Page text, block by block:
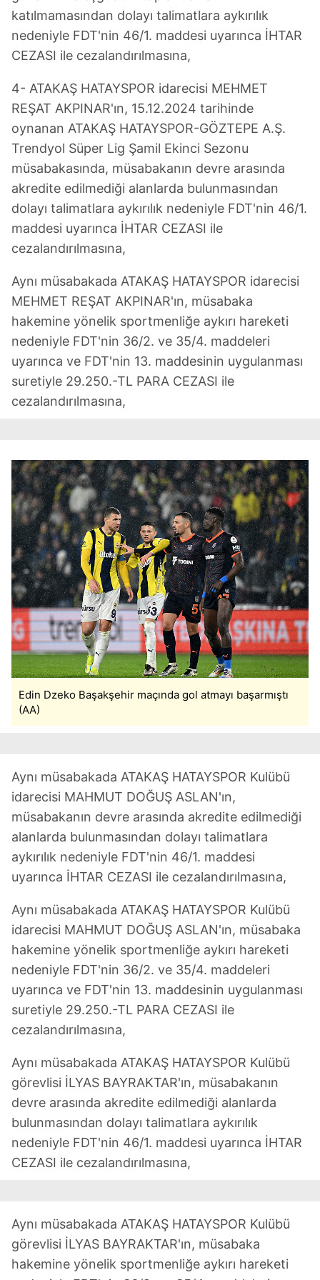
katılmamasından dolayı talimatlara aykırılık
nedeniyle FDT'nin 46/1. maddesi uyarınca İHTAR
CEZASI ile cezalandırılmasına,
4- ATAKAŞ HATAYSPOR idarecisi MEHMET
REŞAT AKPINAR'ın, 15.12.2024 tarihinde
oynanan ATAKAŞ HATAYSPOR-GÖZTEPE A.Ş.
Trendyol Süper Lig Şamil Ekinci Sezonu
müsabakasında, müsabakanın devre arasında
akredite edilmediği alanlarda bulunmasından
dolayı talimatlara aykırılık nedeniyle FDT'nin 46/1.
maddesi uyarınca İHTAR CEZASI ile
cezalandırılmasına,
Aynı müsabakada ATAKAŞ HATAYSPOR idarecisi
MEHMET REŞAT AKPINAR'ın, müsabaka
hakemine yönelik sportmenliğe aykırı hareketi
nedeniyle FDT'nin 36/2. ve 35/4. maddeleri
uyarınca ve FDT'nin 13. maddesinin uygulanması
suretiyle 29.250.-TL PARA CEZASI ile
cezalandırılmasına,
Edin Dzeko Başakşehir maçında gol atmayı başarmıştı
(AA)
Aynı müsabakada ATAKAŞ HATAYSPOR Kulübü
idarecisi MAHMUT DOĞUŞ ASLAN'ın,
müsabakanın devre arasında akredite edilmediği
alanlarda bulunmasından dolayı talimatlara
aykırılık nedeniyle FDT'nin 46/1. maddesi
uyarınca İHTAR CEZASI ile cezalandırılmasına,
Aynı müsabakada ATAKAŞ HATAYSPOR Kulübü
idarecisi MAHMUT DOĞUŞ ASLAN'ın, müsabaka
hakemine yönelik sportmenliğe aykırı hareketi
nedeniyle FDT'nin 36/2. ve 35/4. maddeleri
uyarınca ve FDT'nin 13. maddesinin uygulanması
suretiyle 29.250.-TL PARA CEZASI ile
cezalandırılmasına,
Aynı müsabakada ATAKAŞ HATAYSPOR Kulübü
görevlisi İLYAS BAYRAKTAR'ın, müsabakanın
devre arasında akredite edilmediği alanlarda
bulunmasından dolayı talimatlara aykırılık
nedeniyle FDT'nin 46/1. maddesi uyarınca İHTAR
CEZASI ile cezalandırılmasına,
Aynı müsabakada ATAKAŞ HATAYSPOR Kulübü
görevlisi İLYAS BAYRAKTAR'ın, müsabaka
hakemine yönelik sportmenliğe aykırı hareketi